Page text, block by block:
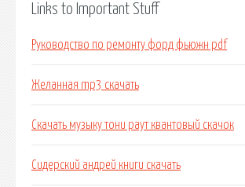
Links to Important Stuff
Руководство по ремонту форд фьюжн pdf
Желанная mp3 скачать
Скачать музыку тони раут квантовый скачок
Сидерский андрей книги скачать